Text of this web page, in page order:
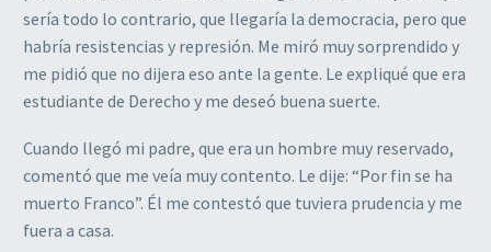
sería todo lo contrario, que llegaría la democracia, pero que
habría resistencias y represión. Me miró muy sorprendido y
me pidió que no dijera eso ante la gente. Le expliqué que era
estudiante de Derecho y me deseó buena suerte.
Cuando llegó mi padre, que era un hombre muy reservado,
comentó que me veía muy contento. Le dije: “Por fin se ha
muerto Franco”. Él me contestó que tuviera prudencia y me
fuera a casa.